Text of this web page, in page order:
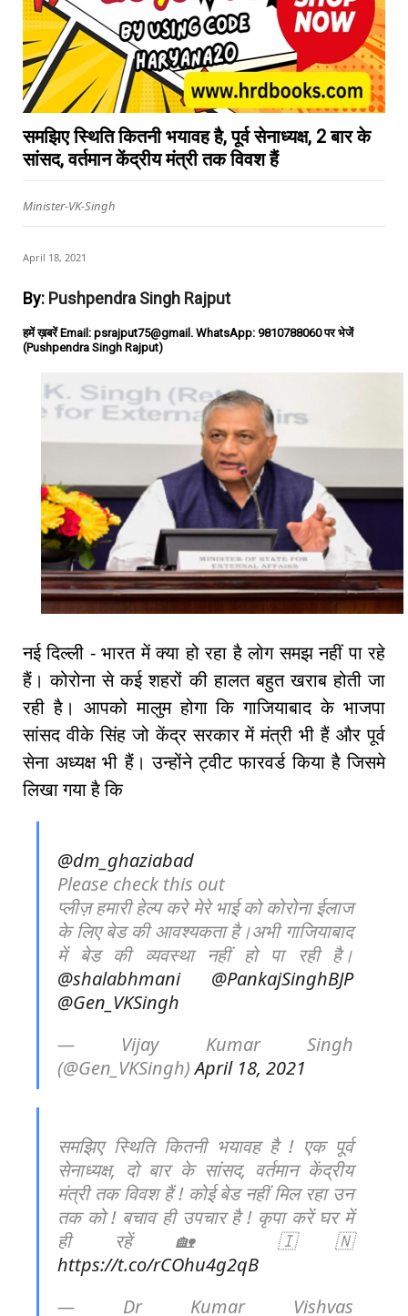
समझिए स्थिति कितनी भयावह है, पूर्व सेनाध्यक्ष, 2 बार के
सांसद, वर्तमान केंद्रीय मंत्री तक विवश हैं
Minister-VK-Singh
April 18, 2021
By: Pushpendra Singh Rajput
हमें ख़बरें Email: psrajput75@gmail. WhatsApp: 9810788060 पर भेजें
(Pushpendra Singh Rajput)
नई दिल्ली - भारत में क्या हो रहा है लोग समझ नहीं पा रहे
हैं। कोरोना से कई शहरों की हालत बहुत खराब होती जा
रही है। आपको मालुम होगा कि गाजियाबाद के भाजपा
सांसद वीके सिंह जो केंद्र सरकार में मंत्री भी हैं और पूर्व
सेना अध्यक्ष भी हैं। उन्होंने ट्वीट फारवर्ड किया है जिसमे
लिखा गया है कि
@dm_ghaziabad
Please check this out
प्लीज़ हमारी हेल्प करे मेरे भाई को कोरोना ईलाज
के लिए बेड की आवश्यकता है।अभी गाजियाबाद
में बेड की व्यवस्था नहीं हो पा रही है।
@shalabhmani
@PankajSinghBJP
@Gen_VKSingh
— Vijay Kumar Singh
(@Gen_VKSingh)April 18, 2021
समझिए स्थिति कितनी भयावह है ! एक पूर्व
सेनाध्यक्ष, दो बार के सांसद, वर्तमान केंद्रीय
मंत्री तक विवश हैं ! कोई बेड नहीं मिल रहा उन
तक को ! बचाव ही उपचार है ! कृपा करें घर में
ही रहें 🏡 🇮🇳
https://t.co/rCOhu4g2qB
— Dr Kumar Vishvas